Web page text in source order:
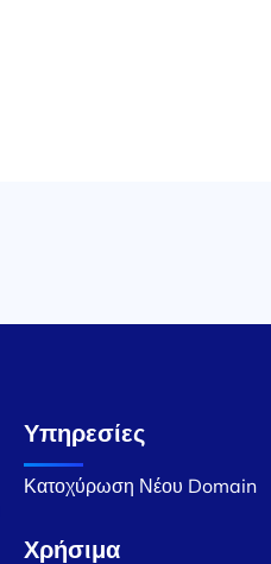
Υπηρεσίες
Κατοχύρωση Νέου Domain
Χρήσιμα